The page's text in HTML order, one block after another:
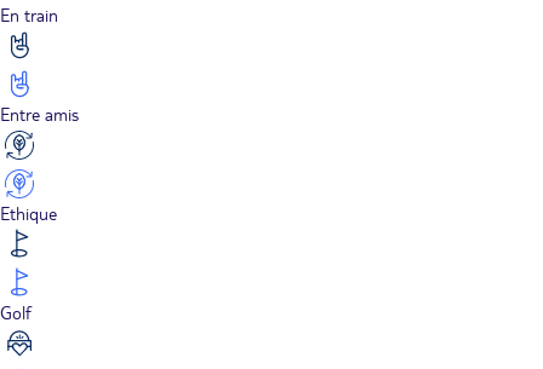
En train
Entre amis
Ethique
Golf